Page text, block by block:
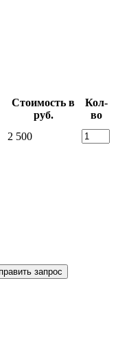
Стоимость в
руб.
Кол-
во
2 500
запрос